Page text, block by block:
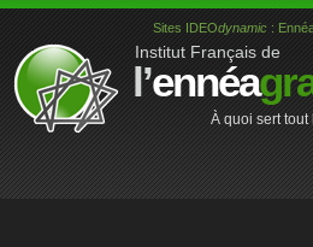
Institut Français de
l’ennéa
À quoi sert tout
Sites IDEOdynamic :